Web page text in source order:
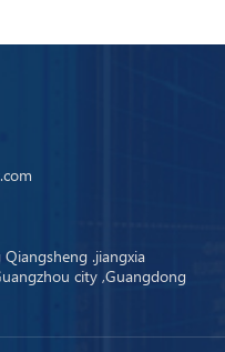
.jiangxia
city ,Guangdong